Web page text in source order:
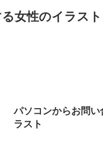
女性のイラスト
パソコンからお問
ラスト